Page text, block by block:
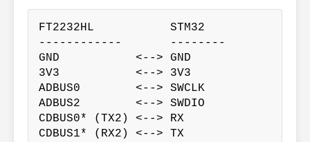
FT2232HL           STM32
------------       --------
GND           <--> GND
3V3           <--> 3V3
ADBUS0        <--> SWCLK
ADBUS2        <--> SWDIO
CDBUS0* (TX2) <--> RX
CDBUS1* (RX2) <--> TX